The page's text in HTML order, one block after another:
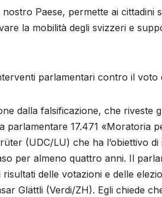
Paese, permette ai cittadini
la mobilità degli svizzeri e
parlamentari contro il voto
dalla falsificazione, che riveste
parlamentare 17.471 «Moratoria
(UDC/LU) che ha l’obiettivo
per almeno quattro anni. Il
delle votazioni e delle
Glättli (Verdi/ZH). Egli chiede